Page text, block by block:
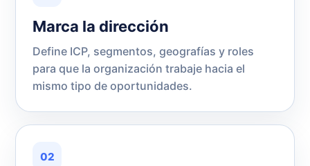
Marca la dirección
Define ICP, segmentos, geografías y roles
para que la organización trabaje hacia el
mismo tipo de oportunidades.
02